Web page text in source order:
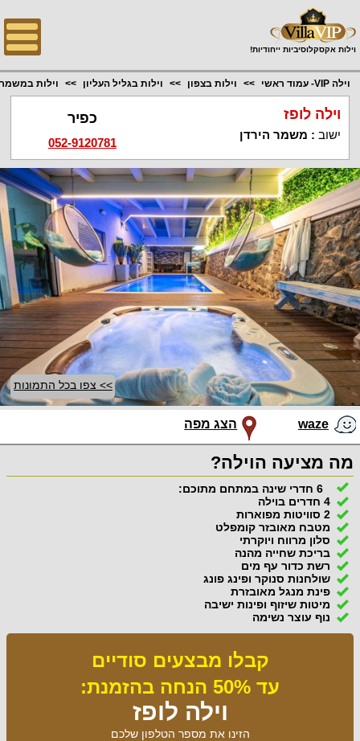
וילות אקסקלוסיביות ייחודיות!
וילה VIP- עמוד ראשי וילות בצפון וילות בגליל העליון וילות
וילה לופז
ישוב : משמר הירדן
כפיר
052-9120781
>> צפו בכל התמונות
waze הצג מפה
מה מציעה הוילה?
6 חדרי שינה במתחם מתוכם:
4 חדרים בוילה
2 סוויטות מפוארות
מטבח מאובזר קומפלט
סלון מרווח ויוקרתי
בריכת שחייה מהנה
רשת כדור עף מים
שולחנות סנוקר ופינג פונג
פינת מנגל מאובזרת
מיטות שיזוף ופינות ישיבה
נוף עוצר נשימה
קבלו מבצעים סודיים
עד 50% הנחה בהזמנת:
וילה לופז
הזינו את מספר הטלפון שלכם